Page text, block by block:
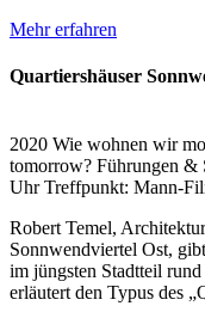
Mehr erfahren
Quartiershäuser
2020 Wie wohnen wir
tomorrow? Führungen &
Uhr Treffpunkt: Mann-
Robert Temel,
Sonnwendviertel Ost,
im jüngsten Stadtteil
erläutert den Typus des